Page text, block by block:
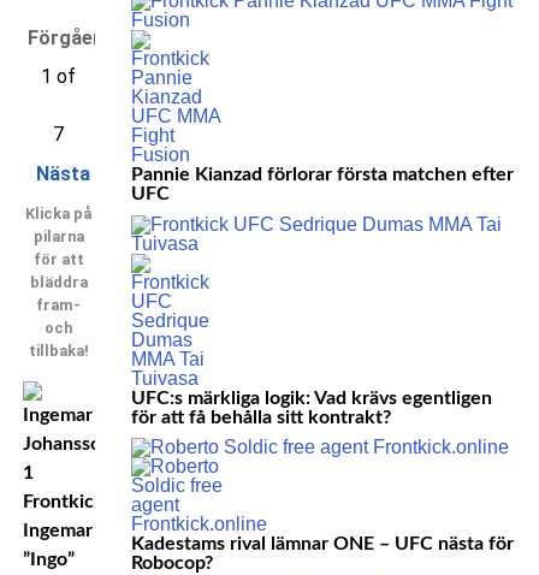
Förgående
1 of
7
Nästa
Klicka på
pilarna
för att
bläddra
fram-
och
tillbaka!
Ingemar
”Ingo”
Pannie Kianzad förlorar första matchen efter
UFC
UFC:s märkliga logik: Vad krävs egentligen
för att få behålla sitt kontrakt?
Kadestams rival lämnar ONE – UFC nästa för
Robocop?